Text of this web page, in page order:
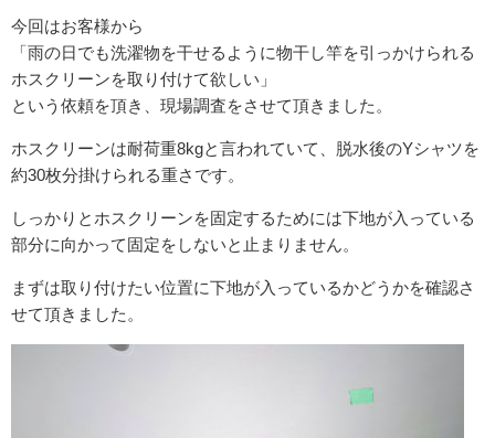
今回はお客様から
「雨の日でも洗濯物を干せるように物干し竿を引っかけられる
ホスクリーンを取り付けて欲しい」
という依頼を頂き、現場調査をさせて頂きました。
ホスクリーンは耐荷重8kgと言われていて、脱水後のYシャツを
約30枚分掛けられる重さです。
しっかりとホスクリーンを固定するためには下地が入っている
部分に向かって固定をしないと止まりません。
まずは取り付けたい位置に下地が入っているかどうかを確認さ
せて頂きました。